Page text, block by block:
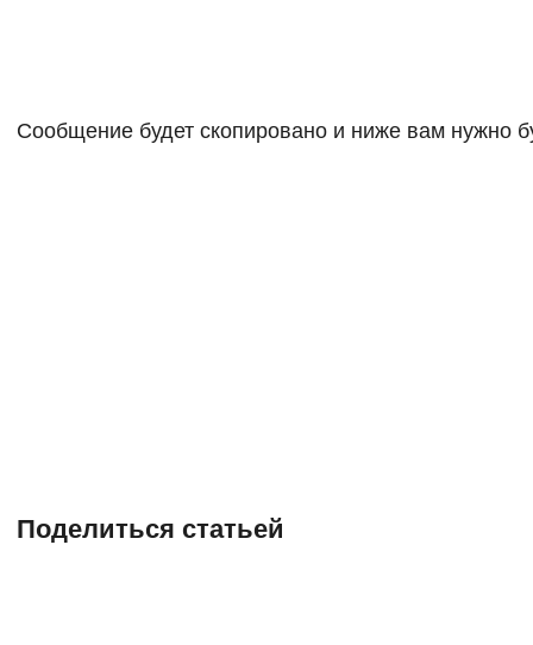
Сообщение будет скопировано и ниже вам нужно
Поделиться статьей